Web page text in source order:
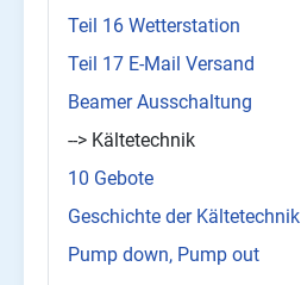
Teil 16 Wetterstation
Teil 17 E-Mail Versand
Beamer Ausschaltung
--> Kältetechnik
10 Gebote
Geschichte der Kältetechnik
Pump down, Pump out